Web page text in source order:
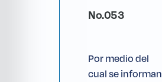
No.053
Por medio del
cual se informan